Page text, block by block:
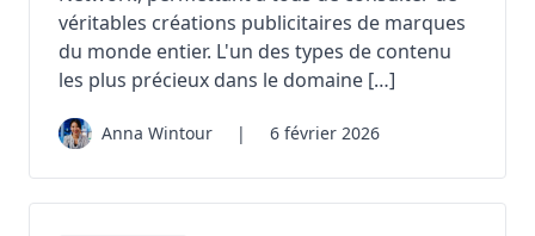
véritables créations publicitaires de marques
du monde entier. L'un des types de contenu
les plus précieux dans le domaine […]
Anna Wintour | 6 février 2026